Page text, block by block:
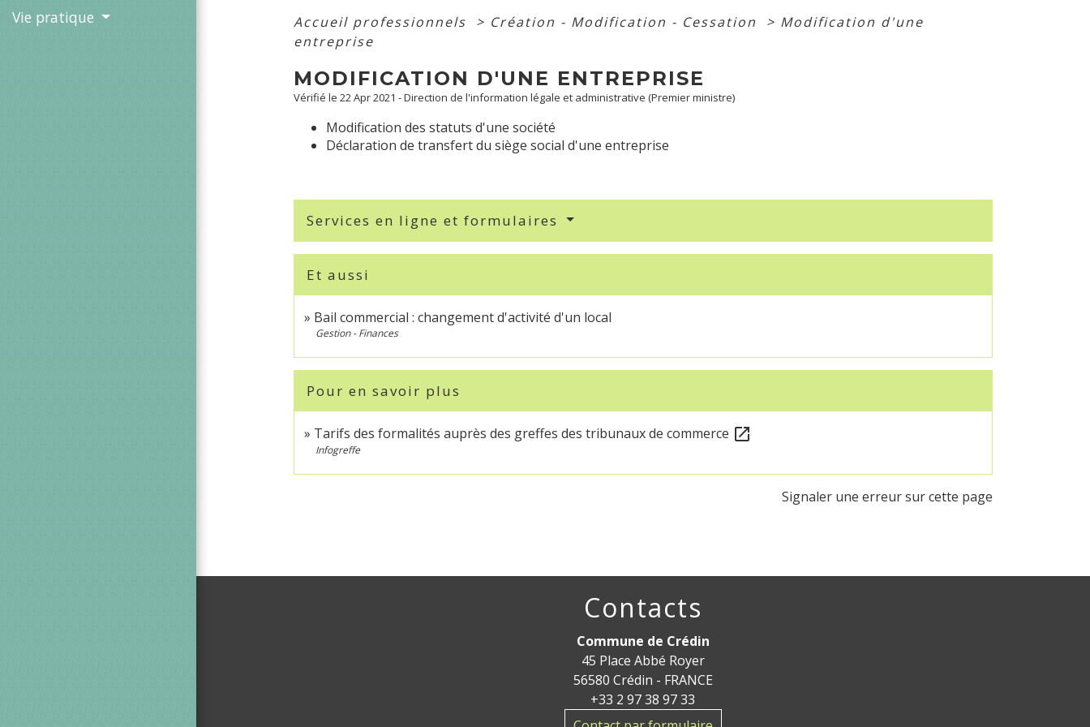
Vie pratique
Accueil professionnels > Création - Modification - Cessation > Modification d'une
entreprise
MODIFICATION D'UNE ENTREPRISE
Vérifié le 22 Apr 2021 - Direction de l'information légale et administrative (Premier ministre)
Modification des statuts d'une société
Déclaration de transfert du siège social d'une entreprise
Services en ligne et formulaires
Et aussi
Bail commercial : changement d'activité d'un local
Gestion - Finances
Pour en savoir plus
Tarifs des formalités auprès des greffes des tribunaux de commerce open_in_new
Infogreffe
Signaler une erreur sur cette page
Contacts
Commune de Crédin
45 Place Abbé Royer
56580 Crédin - FRANCE
+33 2 97 38 97 33